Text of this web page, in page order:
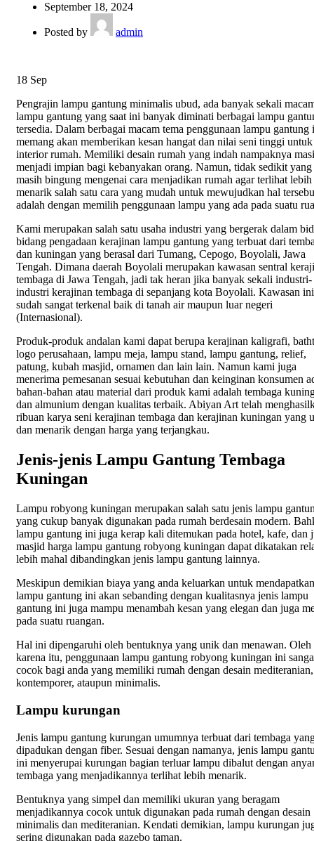
September 18, 2024
Posted by admin
18 Sep
Pengrajin lampu gantung minimalis ubud, ada banyak sekali
lampu gantung yang saat ini banyak diminati berbagai lampu
tersedia. Dalam berbagai macam tema penggunaan lampu gantung
memang akan memberikan kesan hangat dan nilai seni tinggi untuk
interior rumah. Memiliki desain rumah yang indah nampaknya
menjadi impian bagi kebanyakan orang. Namun, tidak sedikit yang
masih bingung mengenai cara menjadikan rumah agar terlihat lebih
menarik salah satu cara yang mudah untuk mewujudkan hal
adalah dengan memilih penggunaan lampu yang ada pada suatu
Kami merupakan salah satu usaha industri yang bergerak dalam
bidang pengadaan kerajinan lampu gantung yang terbuat dari
dan kuningan yang berasal dari Tumang, Cepogo, Boyolali, Jawa
Tengah. Dimana daerah Boyolali merupakan kawasan sentral
tembaga di Jawa Tengah, jadi tak heran jika banyak sekali industri-
industri kerajinan tembaga di sepanjang kota Boyolali. Kawasan ini
sudah sangat terkenal baik di tanah air maupun luar negeri
(Internasional).
Produk-produk andalan kami dapat berupa kerajinan kaligrafi,
logo perusahaan, lampu meja, lampu stand, lampu gantung, relief,
patung, kubah masjid, ornamen dan lain lain. Namun kami juga
menerima pemesanan sesuai kebutuhan dan keinginan konsumen
bahan-bahan atau material dari produk kami adalah tembaga
dan almunium dengan kualitas terbaik. Abiyan Art telah
ribuan karya seni kerajinan tembaga dan kerajinan kuningan yang
dan menarik dengan harga yang terjangkau.
Jenis-jenis Lampu Gantung Tembaga
Kuningan
Lampu robyong kuningan merupakan salah satu jenis lampu
yang cukup banyak digunakan pada rumah berdesain modern.
lampu gantung ini juga kerap kali ditemukan pada hotel, kafe, dan
masjid harga lampu gantung robyong kuningan dapat dikatakan
lebih mahal dibandingkan jenis lampu gantung lainnya.
Meskipun demikian biaya yang anda keluarkan untuk mendapatkan
lampu gantung ini akan sebanding dengan kualitasnya jenis lampu
gantung ini juga mampu menambah kesan yang elegan dan juga
pada suatu ruangan.
Hal ini dipengaruhi oleh bentuknya yang unik dan menawan. Oleh
karena itu, penggunaan lampu gantung robyong kuningan ini
cocok bagi anda yang memiliki rumah dengan desain mediteranian,
kontemporer, ataupun minimalis.
Lampu kurungan
Jenis lampu gantung kurungan umumnya terbuat dari tembaga
dipadukan dengan fiber. Sesuai dengan namanya, jenis lampu
ini menyerupai kurungan bagian terluar lampu dibalut dengan
tembaga yang menjadikannya terlihat lebih menarik.
Bentuknya yang simpel dan memiliki ukuran yang beragam
menjadikannya cocok untuk digunakan pada rumah dengan desain
minimalis dan mediteranian. Kendati demikian, lampu kurungan
sering digunakan pada gazebo taman.